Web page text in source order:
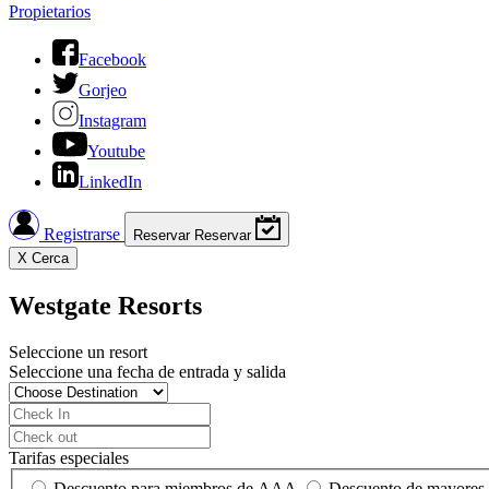
Propietarios
Facebook
Gorjeo
Instagram
Youtube
LinkedIn
Registrarse Reservar Reservar
X Cerca
Westgate Resorts
Seleccione un resort
Seleccione una fecha de entrada y salida
Tarifas especiales